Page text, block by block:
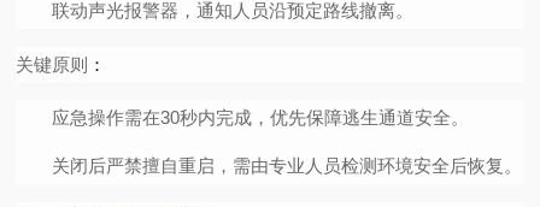
联动声光报警器，通知人员沿预定路线撤离。
关键原则 ：
应急操作需在30秒内完成，优先保障逃生通道安全。
关闭后严禁擅自重启，需由专业人员检测环境安全后恢复。